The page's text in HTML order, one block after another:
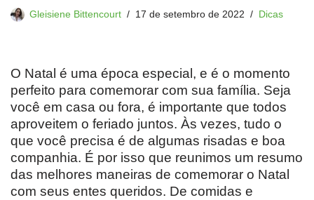
Gleisiene Bittencourt 17 de setembro de 2022 Dicas
O Natal é uma época especial, e é o momento
perfeito para comemorar com sua família. Seja
você em casa ou fora, é importante que todos
aproveitem o feriado juntos. Às vezes, tudo o
que você precisa é de algumas risadas e boa
companhia. É por isso que reunimos um resumo
das melhores maneiras de comemorar o Natal
com seus entes queridos. De comidas e